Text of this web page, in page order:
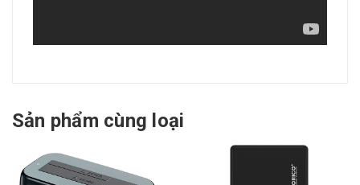
Sản phẩm cùng loại